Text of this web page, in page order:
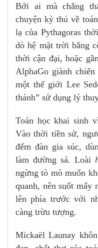
Bởi ai mà chẳng
chuyện kỳ thú về
lạ của Pythagoras
dò hệ mặt trời bằng
thời cận đại, hoặc
AlphaGo giành
một thế giới Lee
thánh” sử dụng lý
Toán học khai sinh
Vào thời tiền sử,
đếm đàn gia súc,
làm đường sá. Loài
ngừng tò mò muốn
quanh, nên suốt mấy
lên phía trước với
càng trừu tượng.
Mickaël Launay